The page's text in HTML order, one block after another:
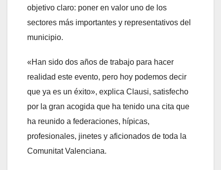
objetivo claro: poner en valor uno de los
sectores más importantes y representativos del
municipio.
«Han sido dos años de trabajo para hacer
realidad este evento, pero hoy podemos decir
que ya es un éxito», explica Clausi, satisfecho
por la gran acogida que ha tenido una cita que
ha reunido a federaciones, hípicas,
profesionales, jinetes y aficionados de toda la
Comunitat Valenciana.